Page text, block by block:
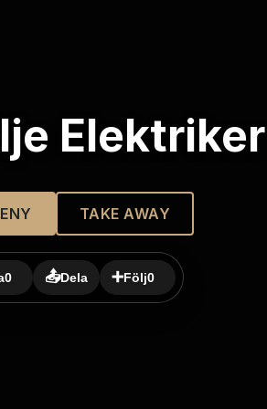
Elektriker
TAKE AWAY
0 📤Dela ➕Följ0